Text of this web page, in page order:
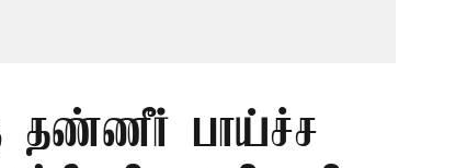
தண்ணீர் பாய்ச்ச